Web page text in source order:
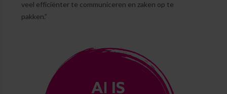
veel efficiënter te communiceren en zaken op te
pakken.”